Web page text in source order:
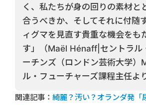
く、私たちが身の回りの素材と
合うべきか、そしてそれに付随
ィグマを見直す貴重な機会をも
す」（Maël Hénaff|セントラル
ーチンズ（ロンドン芸術大学）
ル・フューチャーズ課程主任よ
関連記事： 綺麗？汚い？オランダ発「